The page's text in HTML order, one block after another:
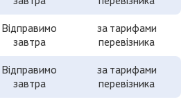
Відправимо
завтра
за тарифами
перевізника
Відправимо
завтра
за тарифами
перевізника